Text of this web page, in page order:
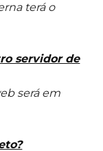
terá o
servidor de
será em